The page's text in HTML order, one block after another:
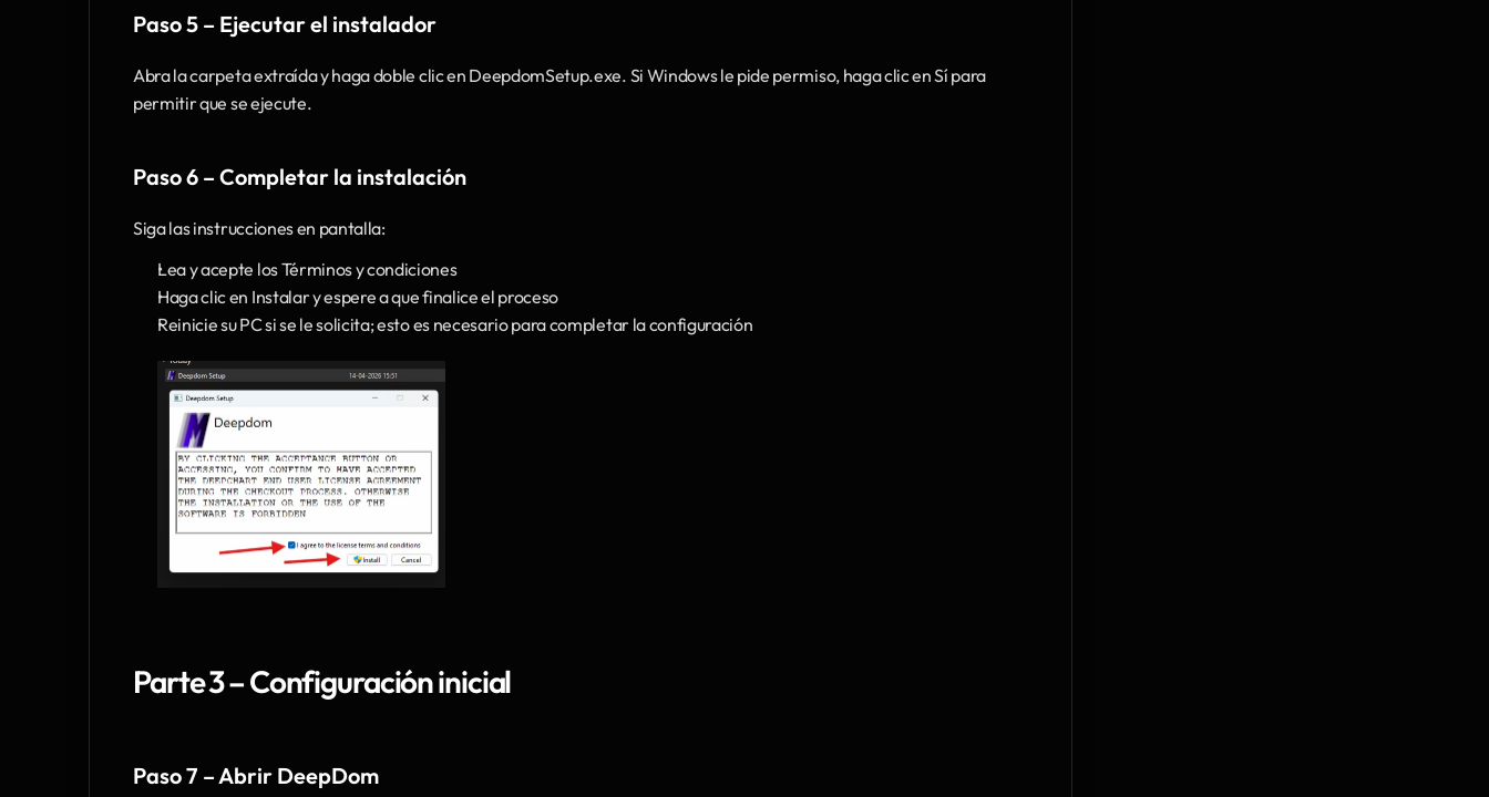
Paso 5 – Ejecutar el instalador
Abra la carpeta extraída y haga doble clic en DeepdomSetup.exe. Si Windows le pide permiso, haga clic en Sí para
permitir que se ejecute.
Paso 6 – Completar la instalación
Siga las instrucciones en pantalla:
Lea y acepte los Términos y condiciones
Haga clic en Instalar y espere a que finalice el proceso
Reinicie su PC si se le solicita; esto es necesario para completar la configuración
Parte 3 – Configuración inicial
Paso 7 – Abrir DeepDom